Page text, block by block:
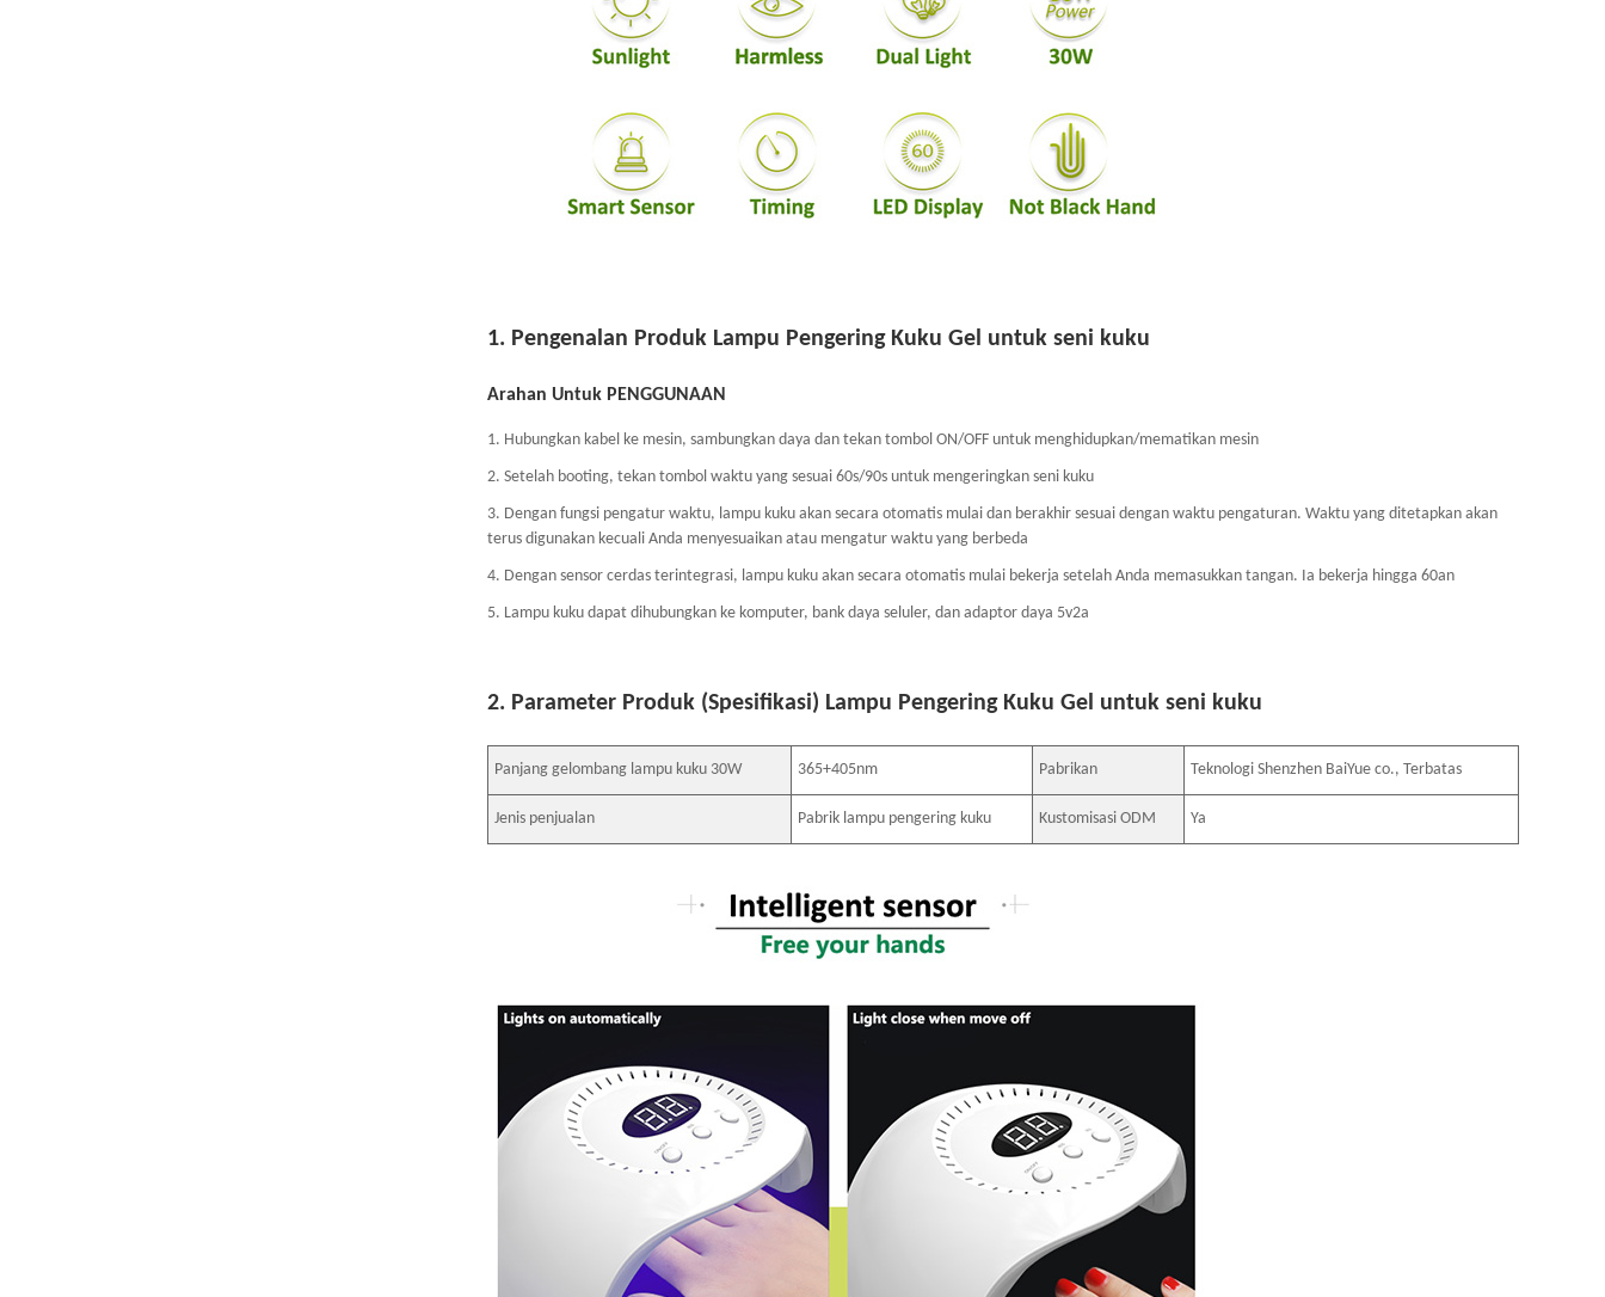
1. Pengenalan Produk Lampu Pengering Kuku Gel untuk seni kuku
Arahan Untuk PENGGUNAAN
1. Hubungkan kabel ke mesin, sambungkan daya dan tekan tombol ON/OFF untuk menghidupkan/mematikan mesin
2. Setelah booting, tekan tombol waktu yang sesuai 60s/90s untuk mengeringkan seni kuku
3. Dengan fungsi pengatur waktu, lampu kuku akan secara otomatis mulai dan berakhir sesuai dengan waktu pengaturan. Waktu yang ditetapkan akan
terus digunakan kecuali Anda menyesuaikan atau mengatur waktu yang berbeda
4. Dengan sensor cerdas terintegrasi, lampu kuku akan secara otomatis mulai bekerja setelah Anda memasukkan tangan. Ia bekerja hingga 60an
5. Lampu kuku dapat dihubungkan ke komputer, bank daya seluler, dan adaptor daya 5v2a
2. Parameter Produk (Spesifikasi) Lampu Pengering Kuku Gel untuk seni kuku
Panjang gelombang lampu kuku 30W 365+405nm Pabrikan Teknologi Shenzhen BaiYue co., Terbatas
Jenis penjualan Pabrik lampu pengering kuku Kustomisasi ODM Ya